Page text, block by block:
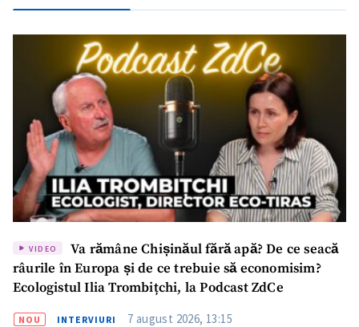
VIDEO
Va rămâne Chișinăul fără apă? De ce seacă
râurile în Europa și de ce trebuie să economisim?
Ecologistul Ilia Trombițchi, la Podcast ZdCe
NOU INTERVIURI 7 august 2026, 13:15